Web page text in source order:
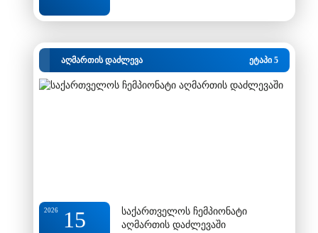
აღმართის დაძლევა ეტაპი 5
15
2026
საქართველოს ჩემპიონატი
აღმართის დაძლევაში